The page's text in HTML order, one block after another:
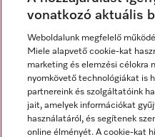
Hírlevél
vonatkozó aktuális
Weboldalunk megfelelő
Miele alapvető cookie-kat
marketing és elemzési célokra
nyomkövető technológiákat is
partnereink és szolgáltatóink
jait, amelyek információkat
használatáról, és segítenek
online élményét. A cookie-kat